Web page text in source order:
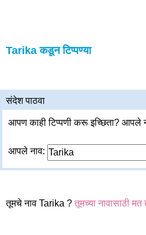
Tarika कडून टिप्पण्या
संदेश पाठवा
आपण काही टिप्पणी करू इच्छिता? आपले
आपले नाव:
तूमचे नाव Tarika ? तूमच्या नावासाठी मत